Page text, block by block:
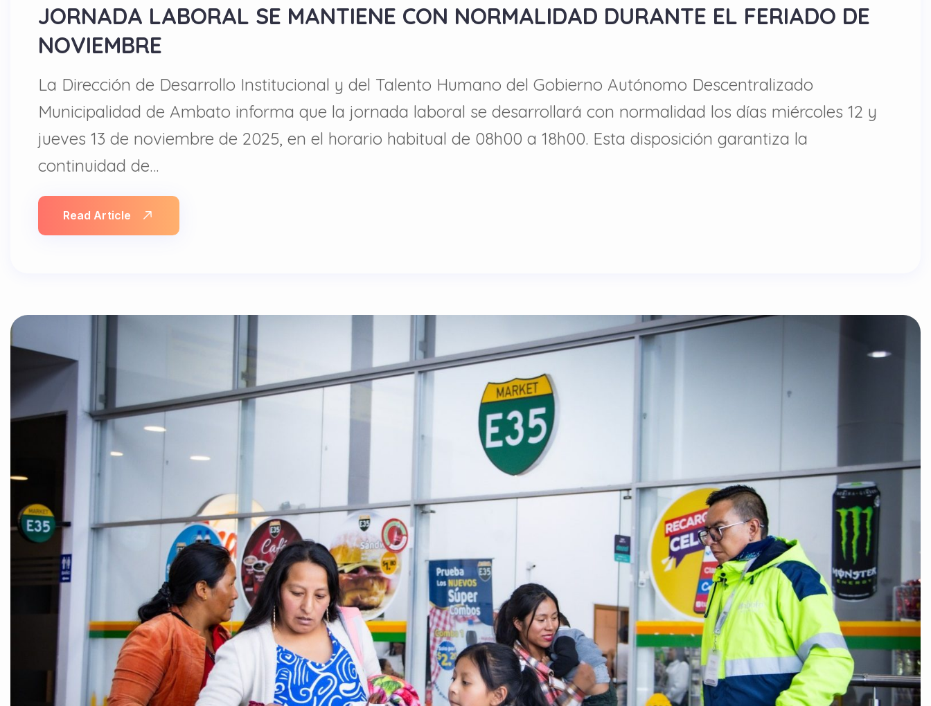
JORNADA LABORAL SE MANTIENE CON NORMALIDAD DURANTE EL FERIADO DE
NOVIEMBRE
La Dirección de Desarrollo Institucional y del Talento Humano del Gobierno Autónomo Descentralizado
Municipalidad de Ambato informa que la jornada laboral se desarrollará con normalidad los días miércoles 12 y
jueves 13 de noviembre de 2025, en el horario habitual de 08h00 a 18h00. Esta disposición garantiza la
continuidad de…
Read Article